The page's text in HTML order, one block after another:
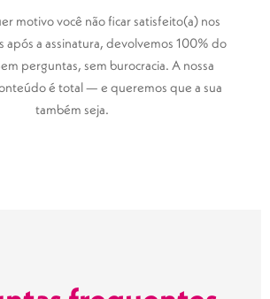
motivo você não ficar satisfeito(a) nos
após a assinatura, devolvemos 100% do
perguntas, sem burocracia. A nossa
é total — e queremos que a sua
também seja.